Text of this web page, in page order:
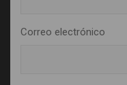
Correo electrónico